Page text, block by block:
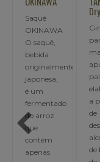
Saquê
OKINAWA
O saquê,
bebida
originalmente
japonesa,
é um
fermentado
do arroz
que
contém
apenas
Dry
a
de
de